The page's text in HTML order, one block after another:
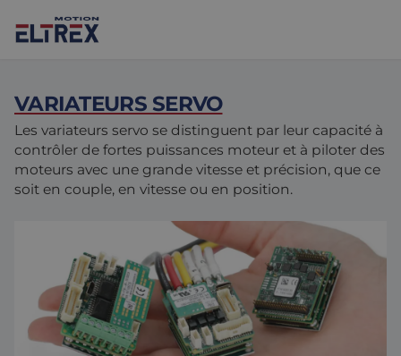
Nos solutions
Moteurs
Entraînements et contrôleurs
Mécanique
Solutions de contrôle de mouvement
Marchés
Agroalimentaire
Intralogistique
Sciences de la vie
Projects
Marques
Actualités
VARIATEURS SERVO
Les variateurs servo se distinguent par leur capacité à
contrôler de fortes puissances moteur et à piloter des
moteurs avec une grande vitesse et précision, que ce
soit en couple, en vitesse ou en position.